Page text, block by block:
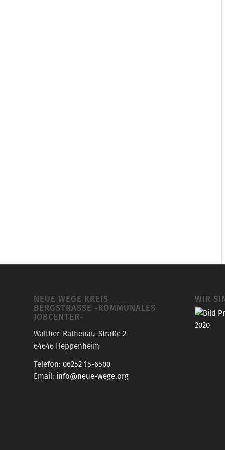
NEUE WEGE KREIS
BERGSTRASSE -KOMMUNALES J
OBCENTER-
Walther-Rathenau-Straße 2
64646 Heppenheim
Telefon: 06252 15-6500
Email: info@neue-wege.org
WIR